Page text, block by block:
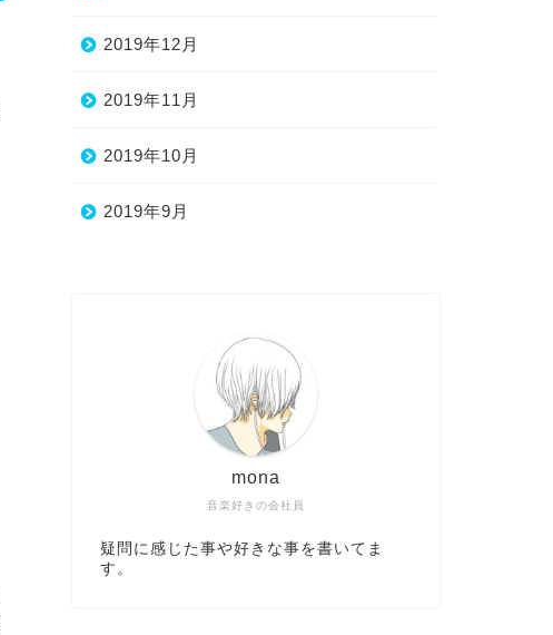
2019年12月
2019年11月
2019年10月
2019年9月
音楽好きの会社員
mona
疑問に感じた事や好きな事を書いてま
す。